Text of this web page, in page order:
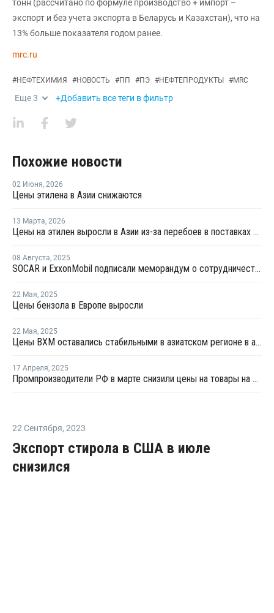
тонн (рассчитано по формуле производство + импорт –
экспорт и без учета экспорта в Беларусь и Казахстан), что на
13% больше показателя годом ранее.
mrc.ru
#НЕФТЕХИМИЯ #НОВОСТЬ #ПП #ПЭ #НЕФТЕПРОДУКТЫ #MRC
Еще3 +Добавить все теги в фильтр
Похожие новости
02 Июня, 2026
Цены этилена в Азии снижаются
13 Марта, 2026
Цены на этилен выросли в Азии из-за перебоев в поставках и повышения цен на энергоносители
08 Августа, 2025
SOCAR и ExxonMobil подписали меморандум о сотрудничестве
22 Мая, 2025
Цены бензола в Европе выросли
22 Мая, 2025
Цены ВХМ оставались стабильными в азиатском регионе в апреле
17 Апреля, 2025
Промпроизводители РФ в марте снизили цены на товары на 1,5%
22 Сентября, 2023
Экспорт стирола в США в июле
снизился